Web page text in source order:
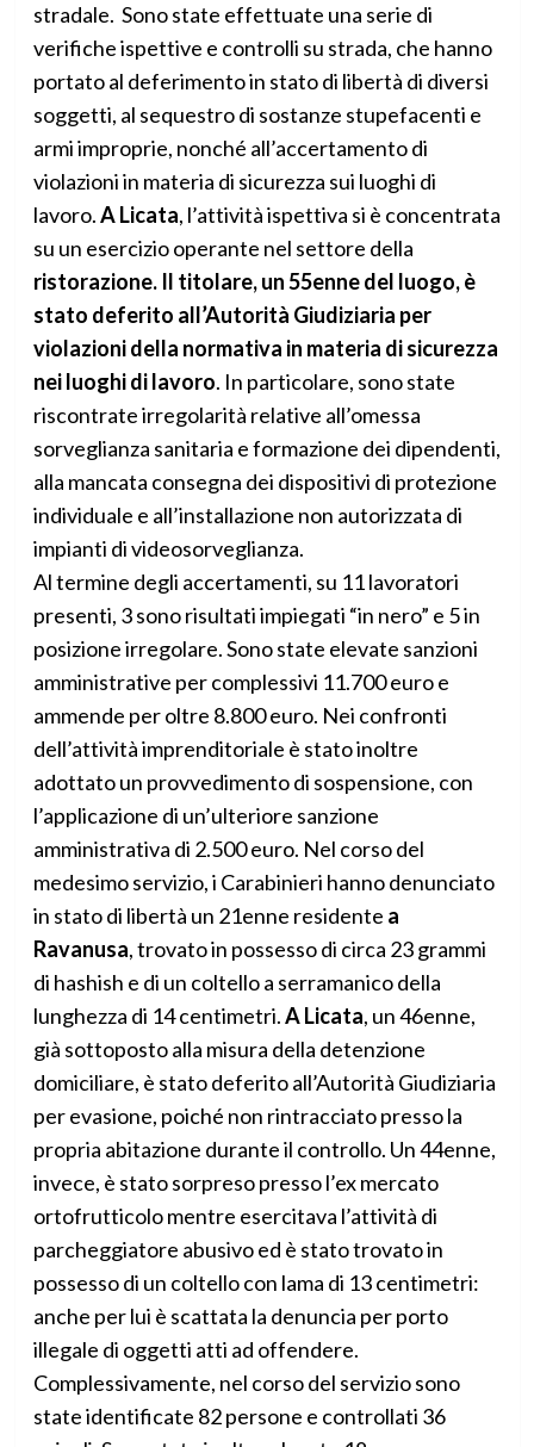
stradale. Sono state effettuate una serie di
verifiche ispettive e controlli su strada, che hanno
portato al deferimento in stato di libertà di diversi
soggetti, al sequestro di sostanze stupefacenti e
armi improprie, nonché all’accertamento di
violazioni in materia di sicurezza sui luoghi di
lavoro.A Licata, l’attività ispettiva si è concentrata
su un esercizio operante nel settore della
ristorazione. Il titolare, un 55enne del luogo, è
stato deferito all’Autorità Giudiziaria per
violazioni della normativa in materia di sicurezza
nei luoghi di lavoro. In particolare, sono state
riscontrate irregolarità relative all’omessa
sorveglianza sanitaria e formazione dei dipendenti,
alla mancata consegna dei dispositivi di protezione
individuale e all’installazione non autorizzata di
impianti di videosorveglianza.
Al termine degli accertamenti, su 11 lavoratori
presenti, 3 sono risultati impiegati “in nero” e 5 in
posizione irregolare. Sono state elevate sanzioni
amministrative per complessivi 11.700 euro e
ammende per oltre 8.800 euro. Nei confronti
dell’attività imprenditoriale è stato inoltre
adottato un provvedimento di sospensione, con
l’applicazione di un’ulteriore sanzione
amministrativa di 2.500 euro. Nel corso del
medesimo servizio, i Carabinieri hanno denunciato
in stato di libertà un 21enne residente a
Ravanusa, trovato in possesso di circa 23 grammi
di hashish e di un coltello a serramanico della
lunghezza di 14 centimetri.A Licata, un 46enne,
già sottoposto alla misura della detenzione
domiciliare, è stato deferito all’Autorità Giudiziaria
per evasione, poiché non rintracciato presso la
propria abitazione durante il controllo. Un 44enne,
invece, è stato sorpreso presso l’ex mercato
ortofrutticolo mentre esercitava l’attività di
parcheggiatore abusivo ed è stato trovato in
possesso di un coltello con lama di 13 centimetri:
anche per lui è scattata la denuncia per porto
illegale di oggetti atti ad offendere.
Complessivamente, nel corso del servizio sono
state identificate 82 persone e controllati 36